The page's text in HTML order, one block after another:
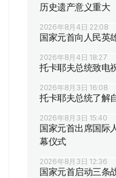
历史遗产意义重大
2026年8月4日 22:08
国家元首向人民英
2026年8月4日 18:27
托卡耶夫总统致电
2026年8月3日 16:08
托卡耶夫总统了解
2026年8月3日 15:40
国家元首出席国际
幕仪式
2026年8月3日 12:36
国家元首启动三条